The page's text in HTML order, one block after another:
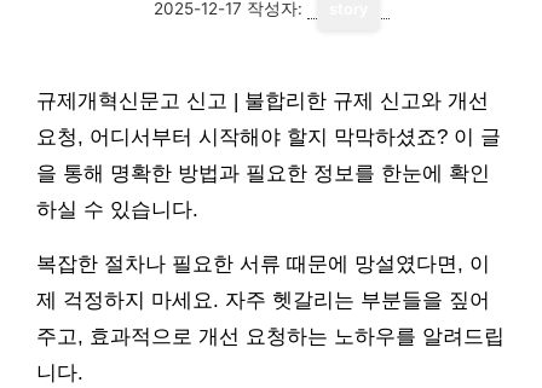
2025-12-17 작성자:
규제개혁신문고 신고 | 불합리한 규제 신고와 개선
요청, 어디서부터 시작해야 할지 막막하셨죠? 이 글
을 통해 명확한 방법과 필요한 정보를 한눈에 확인
하실 수 있습니다.
복잡한 절차나 필요한 서류 때문에 망설였다면, 이
제 걱정하지 마세요. 자주 헷갈리는 부분들을 짚어
주고, 효과적으로 개선 요청하는 노하우를 알려드립
니다.